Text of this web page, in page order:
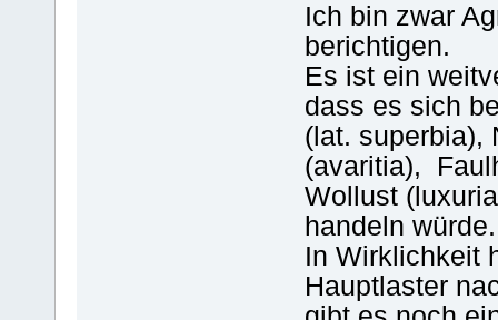
Ich bin zwar
berichtigen.
Es ist ein
dass es sich
(lat. superbia),
(avaritia),
Wollust
handeln würde.
In Wirklichkeit
Hauptlaster